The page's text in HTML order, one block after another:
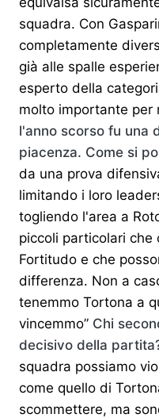
squadra. Con
completamente
già alle spalle
esperto della
molto importante per
l'anno scorso fu una
piacenza. Come si
da una prova
limitando i loro
togliendo l'area a
piccoli particolari che
Fortitudo e che
differenza. Non a
tenemmo Tortona a
vincemmo” Chi
decisivo della
squadra possiamo
come quello di
scommettere, ma